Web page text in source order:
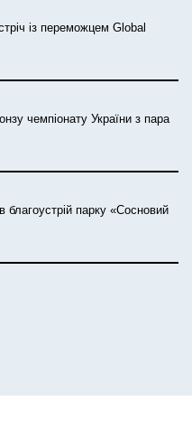
із переможцем Global
чемпіонату України з пара
благоустрій парку «Сосновий